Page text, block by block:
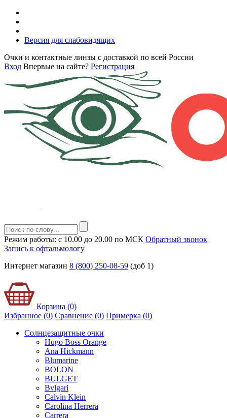
Версия для слабовидящих
Очки и контактные линзы с доставкой по всей России
Вход Впервые на сайте? Регистрация
Режим работы: с 10.00 до 20.00 по МСК Обратный звонок
Запись к офтальмологу
Интернет магазин 8 (800) 250-08-59 (доб 1)
Корзина (0)
Избранное (0) Сравнение (0) Примерка (0)
Солнцезащитные очки
Hugo Boss Orange
Ana Hickmann
Blumarine
BOLON
BULGET
Bvlgari
Calvin Klein
Carolina Herrera
Carrera